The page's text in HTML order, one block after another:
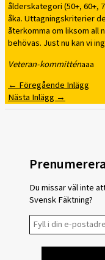
ålderskategori (50+, 60+,
åka. Uttagningskriterier
återkomma om liksom all
behövas. Just nu kan vi
Veteran-kommitténaaa
←Föregående Inlägg
Nästa Inlägg→
Du missar väl inte
Svensk Fäktning?